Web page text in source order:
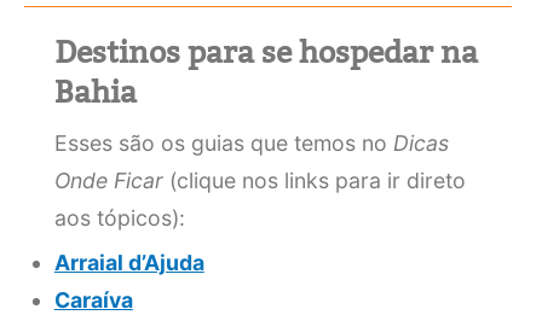
Destinos para se hospedar na
Bahia
Esses são os guias que temos no Dicas
Onde Ficar(clique nos links para ir direto
aos tópicos):
Arraial d’Ajuda
Caraíva